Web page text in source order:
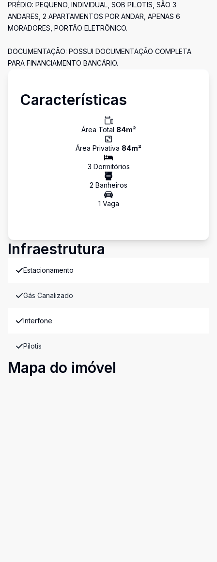
PRÉDIO: PEQUENO, INDIVIDUAL, SOB PILOTIS, SÃO 3
ANDARES, 2 APARTAMENTOS POR ANDAR, APENAS 6
MORADORES, PORTÃO ELETRÔNICO.
DOCUMENTAÇÃO: POSSUI DOCUMENTAÇÃO COMPLETA
PARA FINANCIAMENTO BANCÁRIO.
Características
Área Total 84m²
Área Privativa 84m²
3 Dormitórios
2 Banheiros
1 Vaga
Infraestrutura
Estacionamento
Gás Canalizado
Interfone
Pilotis
Mapa do imóvel